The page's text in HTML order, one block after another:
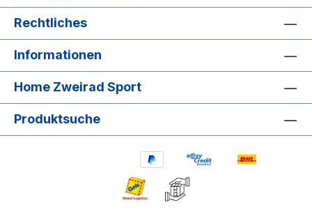
Rechtliches
Informationen
Home Zweirad Sport
Produktsuche